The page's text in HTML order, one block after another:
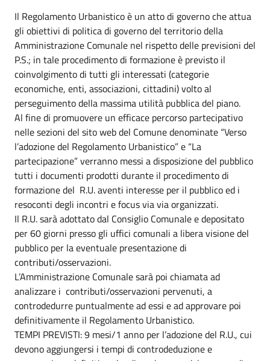
Il Regolamento Urbanistico è un atto di governo che attua
gli obiettivi di politica di governo del territorio della
Amministrazione Comunale nel rispetto delle previsioni del
P.S.; in tale procedimento di formazione è previsto il
coinvolgimento di tutti gli interessati (categorie
economiche, enti, associazioni, cittadini) volto al
perseguimento della massima utilità pubblica del piano.
Al fine di promuovere un efficace percorso partecipativo
nelle sezioni del sito web del Comune denominate “Verso
l’adozione del Regolamento Urbanistico” e “La
partecipazione” verranno messi a disposizione del pubblico
tutti i documenti prodotti durante il procedimento di
formazione del R.U. aventi interesse per il pubblico ed i
resoconti degli incontri e focus via via organizzati.
Il R.U. sarà adottato dal Consiglio Comunale e depositato
per 60 giorni presso gli uffici comunali a libera visione del
pubblico per la eventuale presentazione di
contributi/osservazioni.
L’Amministrazione Comunale sarà poi chiamata ad
analizzare i contributi/osservazioni pervenuti, a
controdedurre puntualmente ad essi e ad approvare poi
definitivamente il Regolamento Urbanistico.
TEMPI PREVISTI: 9 mesi/1 anno per l’adozione del R.U., cui
devono aggiungersi i tempi di controdeduzione e